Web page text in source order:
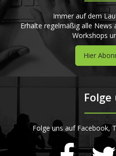
Immer auf dem
Erhalte regelmäßig alle News
Workshops
Hier
Folge
Folge uns auf Facebook,